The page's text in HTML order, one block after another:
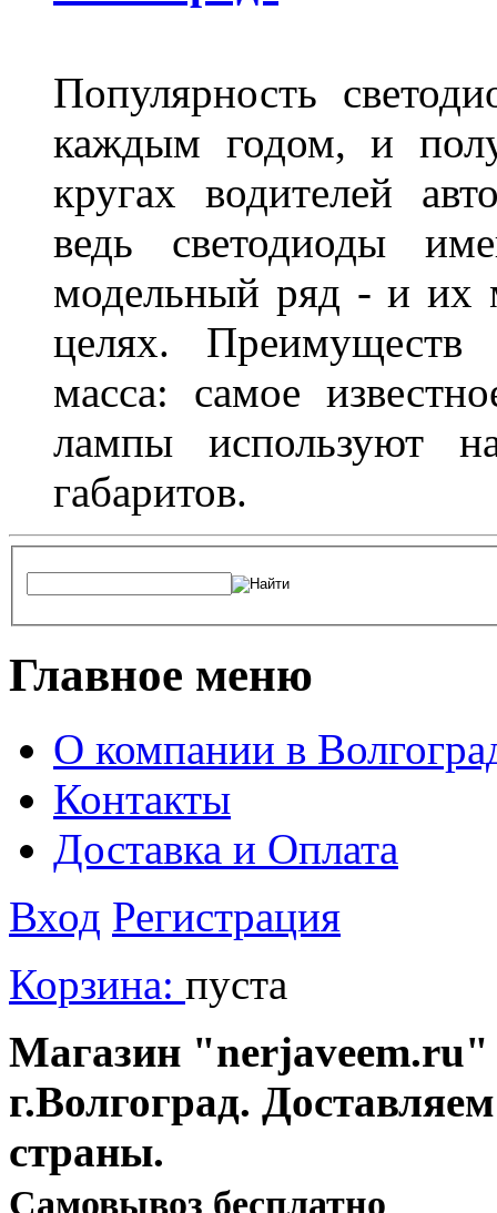
Популярность
каждым годом, и
кругах водителей
ведь светодиоды
модельный ряд - и их
целях.
масса: самое
лампы используют
габаритов.
Главное меню
О компании в
Контакты
Доставка и Оплата
Вход Регистрация
Корзина: пуста
Магазин "nerjaveem.ru"
г.Волгоград.
страны.
Cамовывоз бесплатно